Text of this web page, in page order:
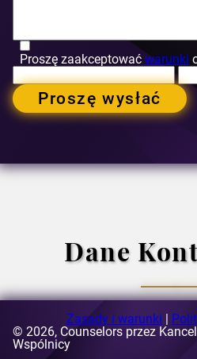
Proszę zaakceptować warunki
Proszę wysłać
Dane
E-mail: [email protected]
Zasady i warunki |
© 2026, Counselors przez
Wspólnicy